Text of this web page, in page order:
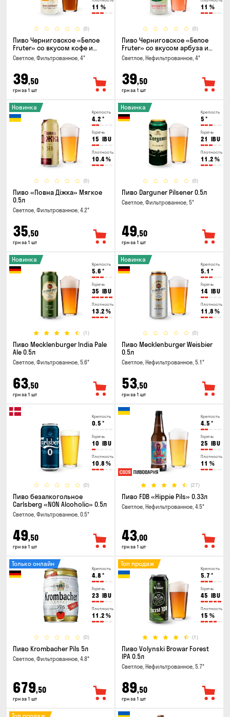
11 %
(0)
Пиво Черниговское «Белое
Fruter» со вкусом кофе и
апельсина 0.5 л
Светлое, Фильтрованное, 4°
39,50
грн за 1 шт
11 %
(0)
Пиво Черниговское «Белое
Fruter» со вкусом арбуза и
мяты 0.5л
Светлое, Нефильтрованное, 4°
39,50
грн за 1 шт
Крепость
4.2 °
Горечь
15 IBU
Плотность
10.4%
(0)
Новинка
Пиво «Повна Діжка» Мягкое
0.5л
Светлое, Фильтрованное, 4.2°
35,50
грн за 1 шт
Крепость
5 °
Горечь
21 IBU
Плотность
11.2 %
(0)
Новинка
Пиво Darguner Pilsener 0.5л
Светлое, Фильтрованное, 5°
49,50
грн за 1 шт
Крепость
5.6 °
Горечь
35 IBU
Плотность
13.2 %
(1)
Новинка
Пиво Mecklenburger India Pale
Ale 0.5л
Светлое, Фильтрованное, 5.6°
63,50
грн за 1 шт
Крепость
5.1 °
Горечь
14 IBU
Плотность
11.8 %
(0)
Новинка
Пиво Mecklenburger Weisbier
0.5л
Светлое, Нефильтрованное, 5.1°
53,50
грн за 1 шт
Крепость
0.5 °
Горечь
10 IBU
Плотность
10.8 %
(0)
Пиво безалкогольное
Carlsberg «NON Alcoholic» 0.5л
Светлое, Фильтрованное, 0.5°
49,50
грн за 1 шт
Крепость
4.5 °
Горечь
25 IBU
Плотность
11 %
(27)
Пиво FDB «Hippie Pils» 0.33л
Светлое, Нефильтрованное, 4.5°
43,00
грн за 1 шт
Крепость
4.8 °
Горечь
23 IBU
Плотность
11.2 %
(0)
Только онлайн
Пиво Krombacher Pils 5л
Светлое, Фильтрованное, 4.8°
679,50
грн за 1 шт
Крепость
5.7 °
Горечь
45 IBU
Плотность
15 %
(1)
Топ продаж
Пиво Volynski Browar Forest
IPA 0.5л
Светлое, Нефильтрованное, 5.7°
89,50
грн за 1 шт